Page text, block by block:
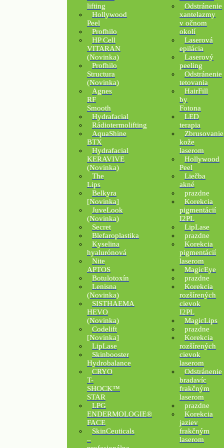
lifting
Hollywood
Peel
Profhilo
HP Cell
VITARAN
(Novinka)
Profhilo
Structura
(Novinka)
Agnes
RF
Smooth
Hydrafacial
Rádiotermolifting
AquaShine
BTX
Hydrafacial
KERAVIVE
(Novinka)
The
Lips
Belkyra
[Novinka]
JuveLook
(Novinka)
Secret
Blefaroplastika
Kyselina
hyalurónová
Nite
APTOS
Botulotoxín
Lenisna
(Novinka)
SISTHAEMA
HEVO
(Novinka)
Codelift
[Novinka]
LipLase
Skinbooster
Hydrobalance
CRYO
T-
SHOCK™
STAR
LPG
ENDERMOLOGIE®
FACE
SkinCeuticals
–
Odstránenie
xantelazmy
v očnom
okolí
Laserová
epilácia
Laserový
peeling
Odstránenie
tetovania
HairFill
by
Fotona
LED
terapia
Zbrusovanie
kože
laserom
Hollywood
Peel
Liečba
akné
prazdne
Korekcia
pigmentácií
I2PL
LipLase
prazdne
Korekcia
pigmentácií
laserom
MagicEye
prazdne
Korekcia
rozšírených
cievok
I2PL
MagicLips
prazdne
Korekcia
rozšírených
cievok
laserom
Odstránenie
bradavíc
frakčným
laserom
prazdne
Korekcia
jaziev
frakčným
laserom